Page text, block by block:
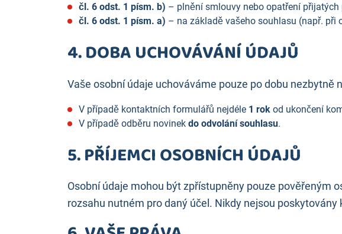
čl. 6 odst. 1 písm. b) – plnění smlouvy nebo opatření
čl. 6 odst. 1 písm. a) – na základě vašeho souhlasu (např. při
4. DOBA UCHOVÁVÁNÍ ÚDAJŮ
Vaše osobní údaje uchováváme pouze po dobu nezbytně
V případě kontaktních formulářů nejdéle 1 rok od ukončení
V případě odběru novinekdo odvolání souhlasu.
5. PŘÍJEMCI OSOBNÍCH ÚDAJŮ
Osobní údaje mohou být zpřístupněny pouze pověřeným
rozsahu nutném pro daný účel. Nikdy nejsou